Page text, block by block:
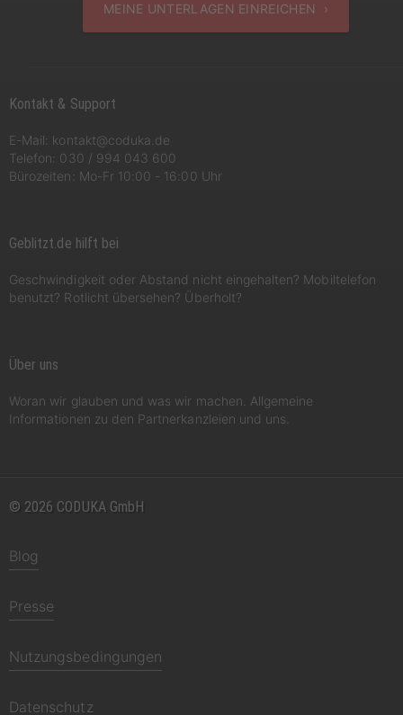
MEINE UNTERLAGEN EINREICHEN ›
Kontakt & Support
E-Mail: kontakt@coduka.de
Telefon: 030 / 994 043 600
Bürozeiten: Mo-Fr 10:00 - 16:00 Uhr
Geblitzt.de hilft bei
Geschwindigkeit oder Abstand nicht eingehalten? Mobiltelefon
benutzt? Rotlicht übersehen? Überholt?
Über uns
Woran wir glauben und was wir machen. Allgemeine
Informationen zu den Partnerkanzleien und uns.
© 2026 CODUKA GmbH
Blog
Presse
Nutzungsbedingungen
Datenschutz